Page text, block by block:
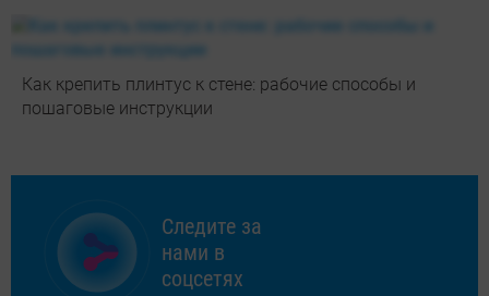
Как крепить плинтус к стене: рабочие способы и
пошаговые инструкции
Следите за
нами в
соцсетях